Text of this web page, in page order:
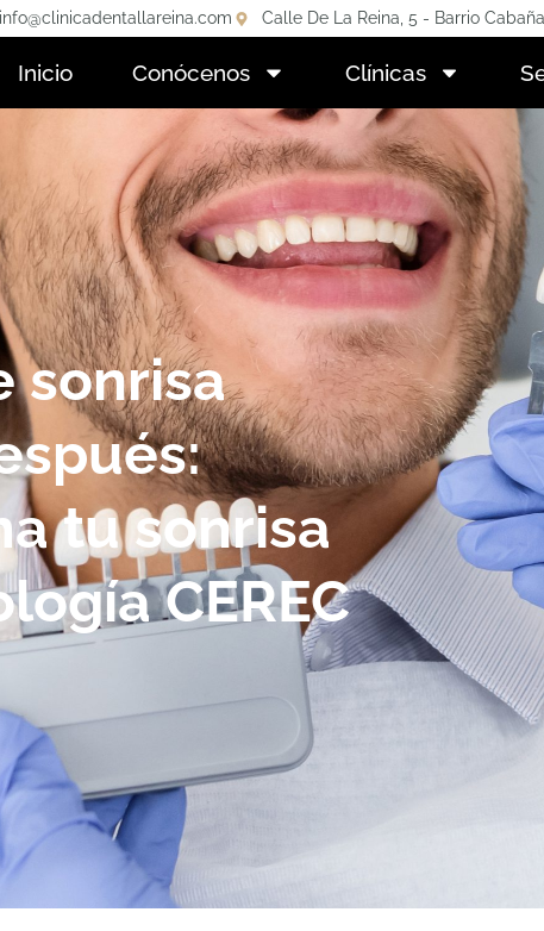
info@clinicadentallareina.com
Calle De La Reina, 5 - Barrio
Inicio Conócenos Clínicas
sonrisa
tu sonrisa
CEREC